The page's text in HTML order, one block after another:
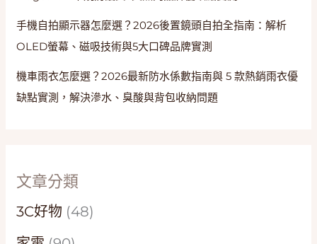
手機自拍顯示器怎麼選？2026後置鏡頭自拍全指南：解析
OLED螢幕、磁吸技術與5大口碑品牌實測
機車雨衣怎麼選？2026最新防水係數指南與 5 款熱銷雨衣優
缺點實測，解決滲水、臭酸與背包收納問題
文章分類
3C好物 (48)